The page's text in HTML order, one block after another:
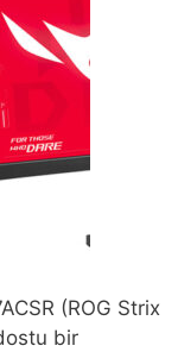
(ROG Strix
bir